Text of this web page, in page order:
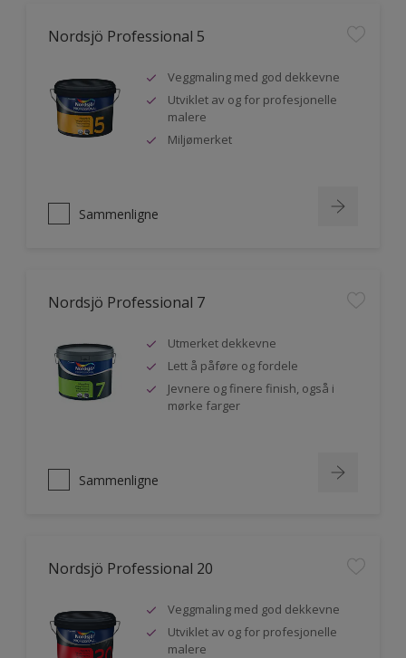
Nordsjö Professional 5
Veggmaling med god dekkevne
Utviklet av og for profesjonelle
malere
Miljømerket
Sammenligne
Nordsjö Professional 7
Utmerket dekkevne
Lett å påføre og fordele
Jevnere og finere finish, også i
mørke farger
Sammenligne
Nordsjö Professional 20
Veggmaling med god dekkevne
Utviklet av og for profesjonelle
malere